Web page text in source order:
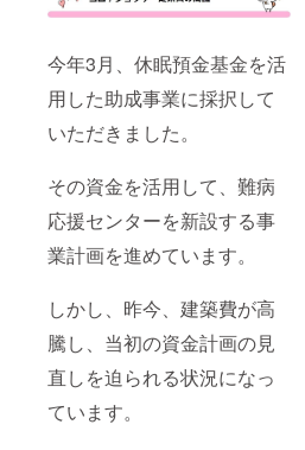
今年3月、休眠預金基金を活
用した助成事業に採択して
いただきました。
その資金を活用して、難病
応援センターを新設する事
業計画を進めています。
しかし、昨今、建築費が高
騰し、当初の資金計画の見
直しを迫られる状況になっ
ています。